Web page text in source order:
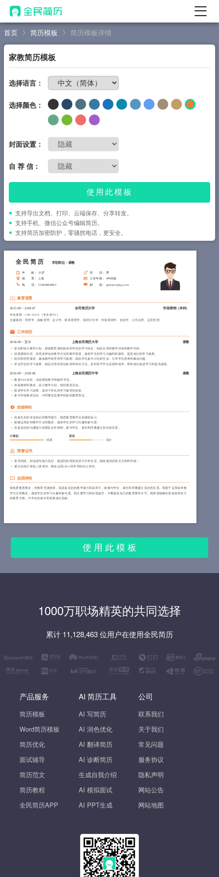
首页
AI 简历工具
AI 优化简历
AI 翻译简历
AI 诊断简历
AI 模拟面试
面试自我介绍
简历教程
登录 / 注册
首页 简历模板 简历模板详情
家教简历模板
选择语言：
选择颜色：
封面设置：
自 荐 信：
使用此模板
支持导出文档、打印、云端保存、分享转发。
支持手机、微信公众号编辑简历。
支持简历加密防护，零骚扰电话，更安全。
全民简历 求职岗位：家教
年 龄 ： 33岁 性 别： 男
籍 贯 ： 上海 工作年限 ： 4年经验
电 话 ： 15888888883 邮 箱： qmjianli@qq.com
教育背景
2015-09~ 2018-07 全民简历大学
市场营销（本科）
专业成绩：GPA 3.66/4 （专业前5%）
主修课程：管理学、战略管理、会计学、财务管理学、组织行为学、市场营销学、创业学、公司治理、运营管理。
工作经历
2018-09~ 至今 上海全民简历大学
家教
策划和设计教学计划，根据教育课程标准和学生的学习特点，制定合理的教学目标和教学内容。
讲授课程内容，采用多样化的教学方法和教学资源，激发学生的学习兴趣和积极性，提高他们的学习效果。
组织和管理课堂，确保教学秩序和学习氛围，鼓励学生参与讨论和互动，引导学生思考和解决问题。
评估学生的学习成果，制定合理的评估标准和评估方法，及时给予学生反馈和指导，帮助他们改进学习和提高成绩。
2016-09~ 2018-08 上海全民简历中学
家教
教授XXX科目，包括课堂教学和辅导学生。
准备教材和教具，设计教学计划，组织课堂活动。
跟进学生学习进展，提供个性化的学习辅导和反馈。
参与学校教研活动，与同事交流教学经验和教育理念。
技能特长
具备扎实的专业知识和教学能力，熟悉教育教学法和课程设计。
能够运用多种教学方法和教具，激发学生的学习兴趣和参与度。
具备良好的沟通能力和团队合作精神，能与学生、家长和同事建立良好的关系。
计算机
精通
英语
良好
荣誉证书
英语四级，听说读写能力良好，能流利的用英语进行日常交流，能快速浏览英文文档和书籍；
通过全国计算机二级考试，熟练运用office等常用的办公软件。
自我评价
我热爱教育事业，对教育充满热情。我具备良好的教学能力和亲和力，能够与学生、家长和同事建立良好的关系。我善于运用多种教
学方法和教具，激发学生的学习兴趣和参与度。我注重学习和自我提升，不断提高自己的教育教学水平。我希望能够在贵校发挥自己
的教育才能，为学生的成长和发展做出贡献。
使 用 此 模 板
1000万职场精英的共同选择
累计 11,128,463 位用户在使用全民简历
产品服务
简历模板
Word简历模板
简历优化
面试辅导
简历范文
简历教程
全民简历APP
AI 简历工具
AI 写简历
AI 润色优化
AI 翻译简历
AI 诊断简历
生成自我介绍
AI 模拟面试
AI PPT生成
公司
联系我们
关于我们
常见问题
服务协议
隐私声明
网站公告
网站地图